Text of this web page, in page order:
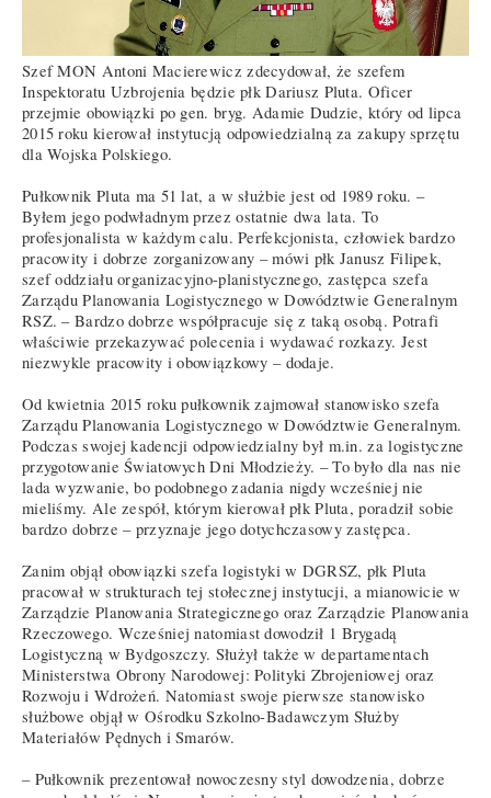
Szef MON Antoni Macierewicz zdecydował, że szefem
Inspektoratu Uzbrojenia będzie płk Dariusz Pluta. Oficer
przejmie obowiązki po gen. bryg. Adamie Dudzie, który od lipca
2015 roku kierował instytucją odpowiedzialną za zakupy sprzętu
dla Wojska Polskiego.
Pułkownik Pluta ma 51 lat, a w służbie jest od 1989 roku. –
Byłem jego podwładnym przez ostatnie dwa lata. To
profesjonalista w każdym calu. Perfekcjonista, człowiek bardzo
pracowity i dobrze zorganizowany – mówi płk Janusz Filipek,
szef oddziału organizacyjno-planistycznego, zastępca szefa
Zarządu Planowania Logistycznego w Dowództwie Generalnym
RSZ. – Bardzo dobrze współpracuje się z taką osobą. Potrafi
właściwie przekazywać polecenia i wydawać rozkazy. Jest
niezwykle pracowity i obowiązkowy – dodaje.
Od kwietnia 2015 roku pułkownik zajmował stanowisko szefa
Zarządu Planowania Logistycznego w Dowództwie Generalnym.
Podczas swojej kadencji odpowiedzialny był m.in. za logistyczne
przygotowanie Światowych Dni Młodzieży. – To było dla nas nie
lada wyzwanie, bo podobnego zadania nigdy wcześniej nie
mieliśmy. Ale zespół, którym kierował płk Pluta, poradził sobie
bardzo dobrze – przyznaje jego dotychczasowy zastępca.
Zanim objął obowiązki szefa logistyki w DGRSZ, płk Pluta
pracował w strukturach tej stołecznej instytucji, a mianowicie w
Zarządzie Planowania Strategicznego oraz Zarządzie Planowania
Rzeczowego. Wcześniej natomiast dowodził 1 Brygadą
Logistyczną w Bydgoszczy. Służył także w departamentach
Ministerstwa Obrony Narodowej: Polityki Zbrojeniowej oraz
Rozwoju i Wdrożeń. Natomiast swoje pierwsze stanowisko
służbowe objął w Ośrodku Szkolno-Badawczym Służby
Materiałów Pędnych i Smarów.
– Pułkownik prezentował nowoczesny styl dowodzenia, dobrze